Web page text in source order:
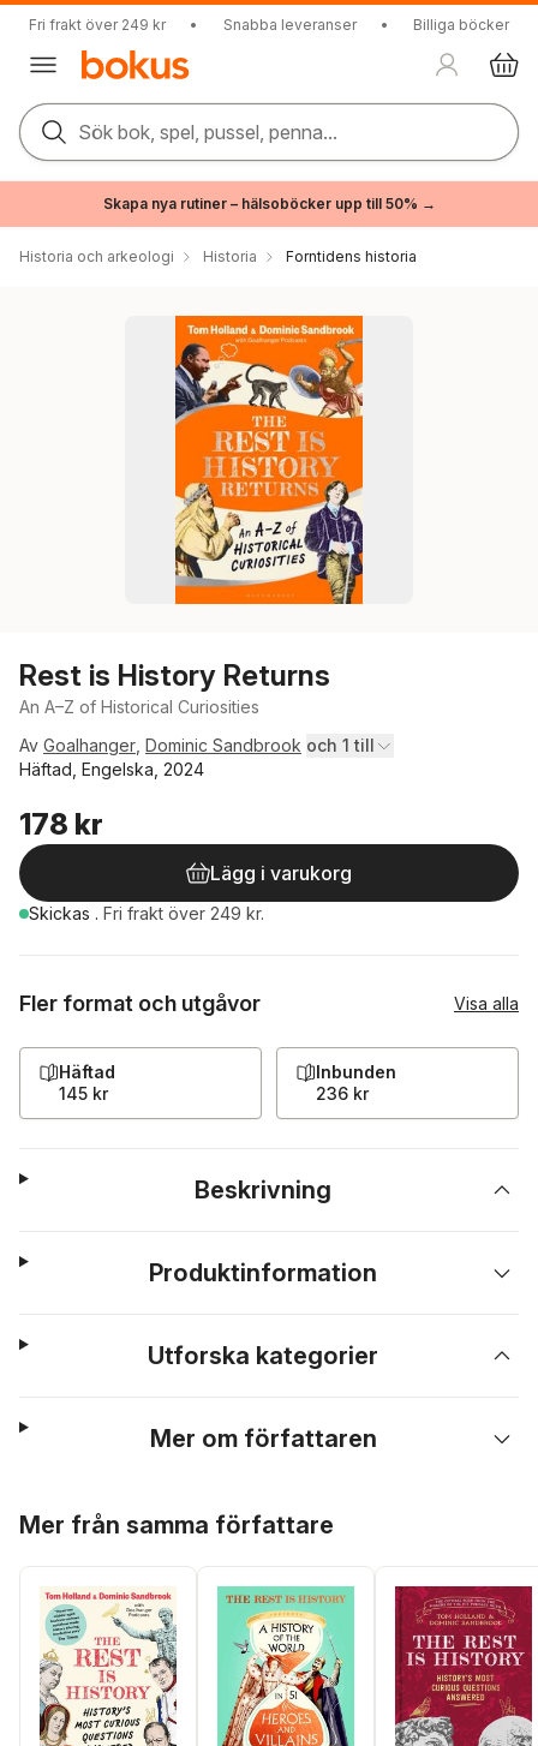
Fri frakt över 249 kr • Snabba leveranser • Billiga böcker
Sök bok, spel, pussel, penna...
Skapa nya rutiner – hälsoböcker upp till 50% →
Historia och arkeologi Historia Forntidens historia
Rest is History Returns
An A–Z of Historical Curiosities
Av Goalhanger Dominic Sandbrook och 1 till
Häftad, Engelska, 2024
178 kr
Lägg i varukorg
Skickas . Fri frakt över 249 kr.
Fler format och utgåvor Visa alla
Häftad
145 kr
Inbunden
236 kr
Beskrivning
Produktinformation
Utforska kategorier
Mer om författaren
Mer från samma författare